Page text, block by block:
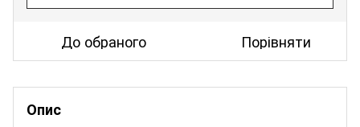
До обраного Порівняти
Опис